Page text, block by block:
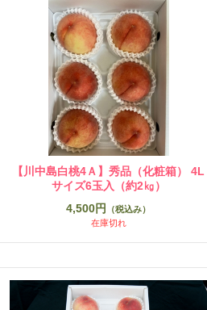
【川中島白桃4Ａ】秀品（化粧箱） 4L
サイズ6玉入（約2㎏）
4,500円
（税込み）
在庫切れ